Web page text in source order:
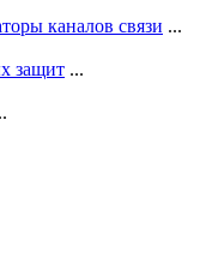
каналов связи ...
защит ...